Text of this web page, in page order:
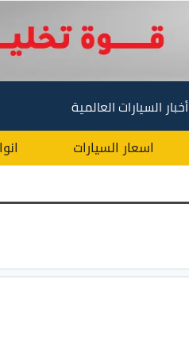
أخبار السيارات العالمية
اسعار السيارات